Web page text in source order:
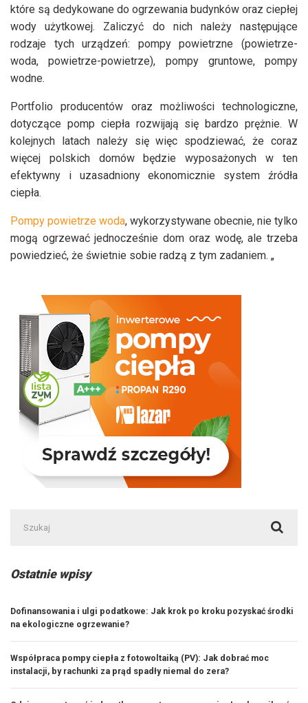
które są dedykowane do ogrzewania budynków oraz ciepłej
wody użytkowej. Zaliczyć do nich należy następujące
rodzaje tych urządzeń: pompy powietrzne (powietrze-
woda, powietrze-powietrze), pompy gruntowe, pompy
wodne.
Portfolio producentów oraz możliwości technologiczne,
dotyczące pomp ciepła rozwijają się bardzo prężnie. W
kolejnych latach należy się więc spodziewać, że coraz
więcej polskich domów będzie wyposażonych w ten
efektywny i uzasadniony ekonomicznie system źródła
ciepła.
Pompy powietrze woda, wykorzystywane obecnie, nie tylko
mogą ogrzewać jednocześnie dom oraz wodę, ale trzeba
powiedzieć, że świetnie sobie radzą z tym zadaniem. „
Ostatnie wpisy
Dofinansowania i ulgi podatkowe: Jak krok po kroku pozyskać środki
na ekologiczne ogrzewanie?
Współpraca pompy ciepła z fotowoltaiką (PV): Jak dobrać moc
instalacji, by rachunki za prąd spadły niemal do zera?